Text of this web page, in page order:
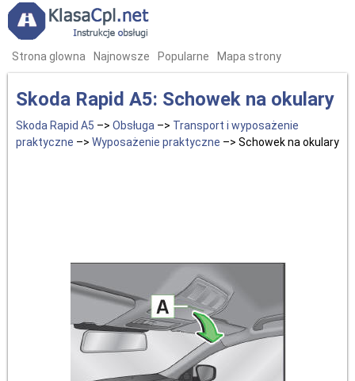
Strona glowna Najnowsze Popularne Mapa strony
Skoda Rapid A5: Schowek na okulary
Skoda Rapid A5 –> Obsługa –> Transport i wyposażenie
praktyczne –> Wyposażenie praktyczne –> Schowek na okulary